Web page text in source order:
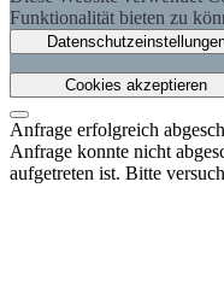
Funktionalität bieten zu
Cookies akzeptieren
Anfrage erfolgreich
Anfrage konnte nicht
aufgetreten ist. Bitte